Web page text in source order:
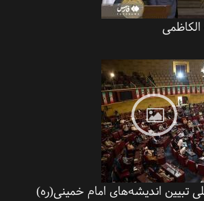
اندیشه‌های امام خمینی(ره)